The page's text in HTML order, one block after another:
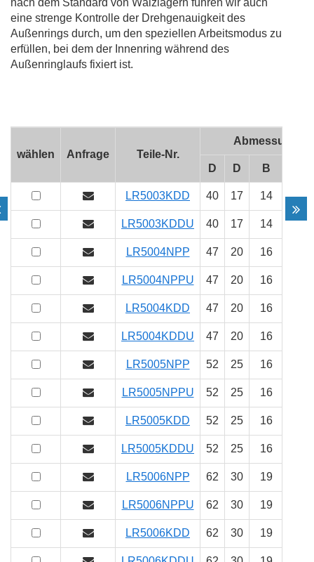
eine strenge Kontrolle der Drehgenauigkeit des
Außenrings durch, um den speziellen Arbeitsmodus zu
erfüllen, bei dem der Innenring während des
Außenringlaufs fixiert ist.
wählen Anfrage Teile-Nr.
Abmessungen
D D B
LR5003KDD 40 17 14 14
LR5003KDDU 40 17 14 14
LR5004NPP 47 20 16
LR5004NPPU 47 20 16
LR5004KDD 47 20 16
LR5004KDDU 47 20 16
LR5005NPP 52 25 16
LR5005NPPU 52 25 16
LR5005KDD 52 25 16
LR5005KDDU 52 25 16
LR5006NPP 62 30 19
LR5006NPPU 62 30 19
LR5006KDD 62 30 19